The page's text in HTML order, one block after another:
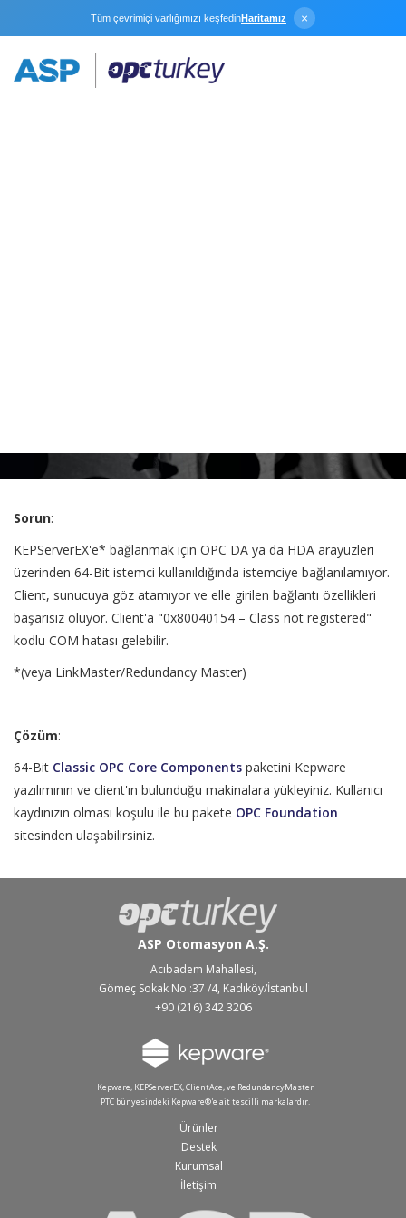
Tüm çevrimiçi varlığımızı keşfedinHaritamız ×
Sorun:
KEPServerEX'e* bağlanmak için OPC DA ya da HDA arayüzleri
üzerinden 64-Bit istemci kullanıldığında istemciye bağlanılamıyor.
Client, sunucuya göz atamıyor ve elle girilen bağlantı özellikleri
başarısız oluyor. Client'a "0x80040154 – Class not registered"
kodlu COM hatası gelebilir.
*(veya LinkMaster/Redundancy Master)
Çözüm:
64-Bit Classic OPC Core Components paketini Kepware
yazılımının ve client'ın bulunduğu makinalara yükleyiniz. Kullanıcı
kaydınızın olması koşulu ile bu pakete OPC Foundation
sitesinden ulaşabilirsiniz.
ASP Otomasyon A.Ş.
Acıbadem Mahallesi,
Gömeç Sokak No :37 /4, Kadıköy/İstanbul
+90 (216) 342 3206
Kepware, KEPServerEX, ClientAce, ve RedundancyMaster
PTC bünyesindeki Kepware®'e ait tescilli markalardır.
Ürünler
Destek
Kurumsal
İletişim